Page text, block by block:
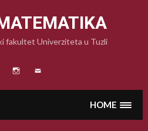
fakultet Univerziteta u Tuzli
HOME